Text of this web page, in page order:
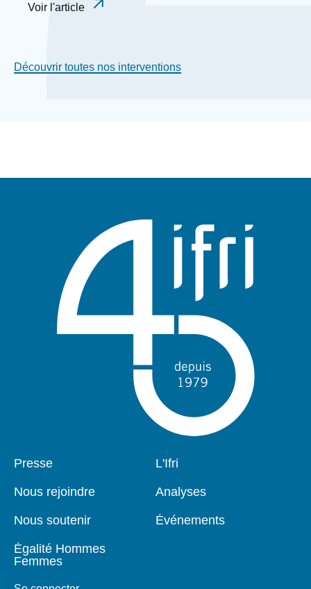
Voir l'article
Découvrir toutes nos interventions
Pied
page
Presse
Nous rejoindre
Nous soutenir
Égalité Hommes
Femmes
Navigation
L'Ifri
Analyses
Événements